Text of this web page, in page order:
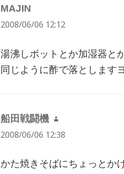
MAJIN
り:
2008/06/06 12:12
湯沸しポットとか加湿器と
同じように酢で落とします
船田戦闘機
よ
り:
2008/06/06 12:38
かた焼きそばにちょっとか